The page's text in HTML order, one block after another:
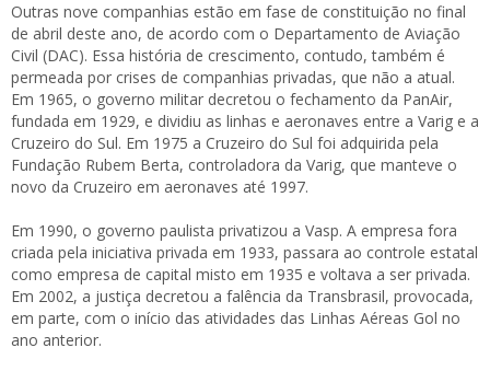
Outras nove companhias estão em fase de constituição no final
de abril deste ano, de acordo com o Departamento de Aviação
Civil (DAC). Essa história de crescimento, contudo, também é
permeada por crises de companhias privadas, que não a atual.
Em 1965, o governo militar decretou o fechamento da PanAir,
fundada em 1929, e dividiu as linhas e aeronaves entre a Varig e a
Cruzeiro do Sul. Em 1975 a Cruzeiro do Sul foi adquirida pela
Fundação Rubem Berta, controladora da Varig, que manteve o
novo da Cruzeiro em aeronaves até 1997.
Em 1990, o governo paulista privatizou a Vasp. A empresa fora
criada pela iniciativa privada em 1933, passara ao controle estatal
como empresa de capital misto em 1935 e voltava a ser privada.
Em 2002, a justiça decretou a falência da Transbrasil, provocada,
em parte, com o início das atividades das Linhas Aéreas Gol no
ano anterior.